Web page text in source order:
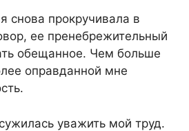
снова прокручивала в
ее пренебрежительный
обещанное. Чем больше
оправданной мне
уважить мой труд.